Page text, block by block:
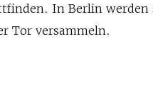
In Berlin
Tor versammeln.